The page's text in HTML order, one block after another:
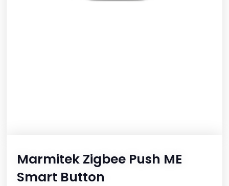
Marmitek Zigbee Push ME
Smart Button